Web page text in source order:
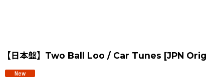
【日本盤】Two Ball Loo / Car Tunes [JPN